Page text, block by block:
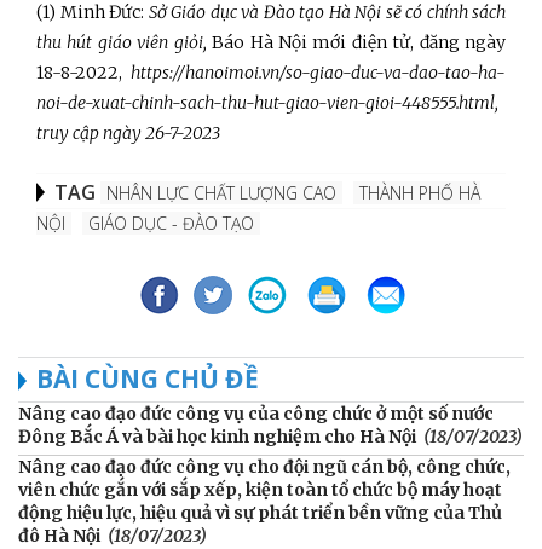
(1) Minh Đức: Sở Giáo dục và Đào tạo Hà Nội sẽ có chính sách
thu hút giáo viên giỏi,Báo Hà Nội mới điện tử, đăng ngày
18-8-2022, https://hanoimoi.vn/so-giao-duc-va-dao-tao-ha-
noi-de-xuat-chinh-sach-thu-hut-giao-vien-gioi-448555.html,
truy cập ngày 26-7-2023
TAG NHÂN LỰC CHẤT LƯỢNG CAO
THÀNH PHỐ HÀ
NỘI
GIÁO DỤC - ĐÀO TẠO
BÀI CÙNG CHỦ ĐỀ
Nâng cao đạo đức công vụ của công chức ở một số nước
Đông Bắc Á và bài học kinh nghiệm cho Hà Nội (18/07/2023)
Nâng cao đạo đức công vụ cho đội ngũ cán bộ, công chức,
viên chức gắn với sắp xếp, kiện toàn tổ chức bộ máy hoạt
động hiệu lực, hiệu quả vì sự phát triển bền vững của Thủ
đô Hà Nội (18/07/2023)